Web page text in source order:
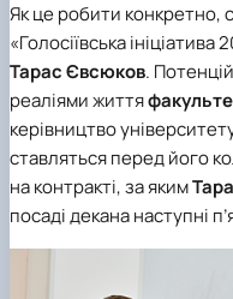
Як це робити конкретно,
«Голосіївська
Тарас Євсюков.
реаліями життя
керівництво
ставляться перед його
на контракті, за яким
посаді декана наступні